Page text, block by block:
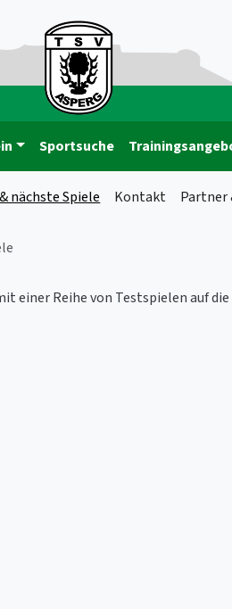
Sportsuche
nächste Spiele Kontakt Partner
Reihe von Testspielen auf